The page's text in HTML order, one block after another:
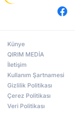
Künye
QIRIM MEDİA
İletişim
Kullanım Şartnamesi
Gizlilik Politikası
Çerez Politikası
Veri Politikası